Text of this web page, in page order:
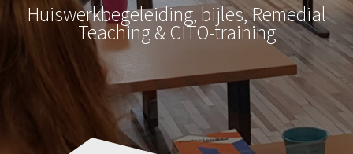
Huiswerkbegeleiding, bijles, Remedial
Teaching & CITO-training